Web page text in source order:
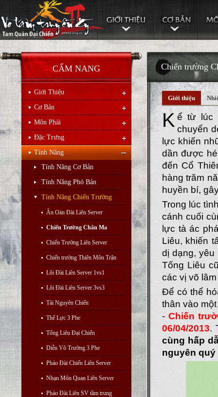
CẨM NANG
Giới Thiệu
Cơ Bản
Môn Phái
Đặc Trưng
Tính Năng
Tính Năng Cơ Bản
Tính Năng Phó Bản
Tính Năng Chiến Trường
Ân Oán Đài Liên Server
Chiến Trường Chân Ma
Chiến Trường Liên Server
Chiến trường Thiên Môn Trận
Lôi Đài Liên Server 1vs1
Lôi Đài Liên Server 3vs3
Tài Nguyên Chiến
Thế Lực 3 Phe
Tống Liêu Đại Chiến
Diễn Võ Trường 3 Phe
Pháo Đài Chiến Liên Server
Nhạn Môn Quan Liên Server
Pháo Đài Liên SV tầm trung
Chiến trường
Giới thiệu
K ể từ lúc
chuyển
lực khiến
dần được
đến Cổ
hàng trăm
huyền bí,
Trong lúc
cánh cuối
lực tà ác
Liêu, khiến
dị dạng,
Tống Liêu
các vị võ
Để có thể
thân vào
-Chiến
06/04/2013.
cùng hấp
nguyên quý